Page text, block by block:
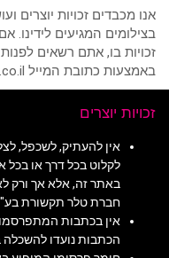
אנו מכבדים זכויות יוצרים
בצילומים המגיעים לידינו.
זכויות בו, אתם רשאים
באמצעות כתובת המייל taler@taler.co.il
זכויות יוצרים
אין להעתיק, לשכפל,
לקלוט בכל דרך או
באתר זה, אלא אך ורק
חברת טלר תקשורת
אין בכתבות
הכתבות נועדו להשכלה